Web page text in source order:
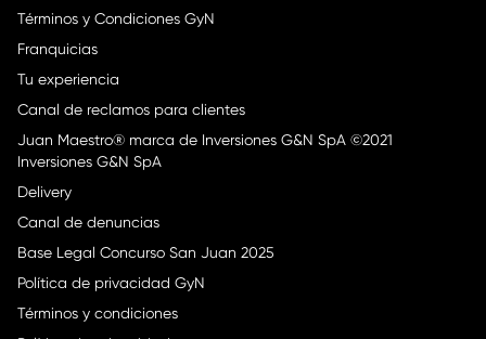
Términos y Condiciones GyN
Franquicias
Tu experiencia
Canal de reclamos para clientes
Juan Maestro® marca de Inversiones G&N SpA ©2021
Inversiones G&N SpA
Delivery
Canal de denuncias
Base Legal Concurso San Juan 2025
Política de privacidad GyN
Términos y condiciones